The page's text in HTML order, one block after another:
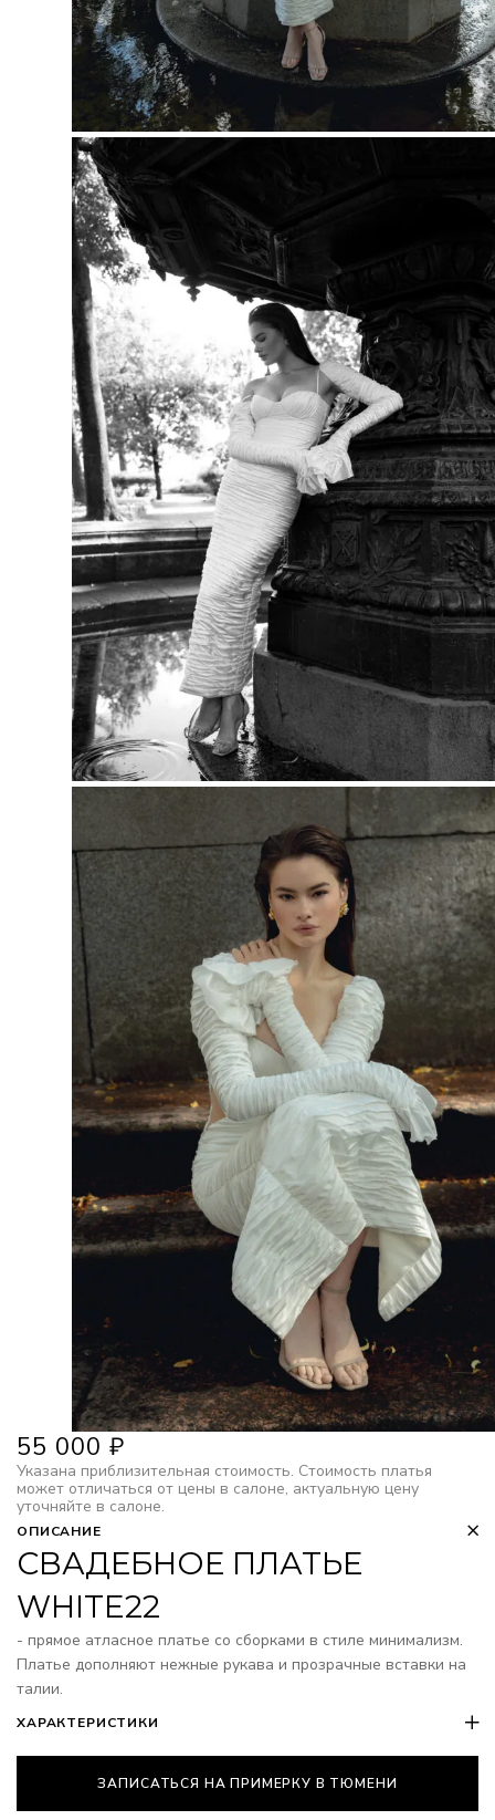
55 000 ₽
Указана приблизительная стоимость. Стоимость платья
может отличаться от цены в салоне, актуальную цену
уточняйте в салоне.
ОПИСАНИЕ
СВАДЕБНОЕ ПЛАТЬЕ
WHITE22
- прямое атласное платье со сборками в стиле минимализм.
Платье дополняют нежные рукава и прозрачные вставки на
талии.
ХАРАКТЕРИСТИКИ
ЗАПИСАТЬСЯ НА ПРИМЕРКУ В ТЮМЕНИ